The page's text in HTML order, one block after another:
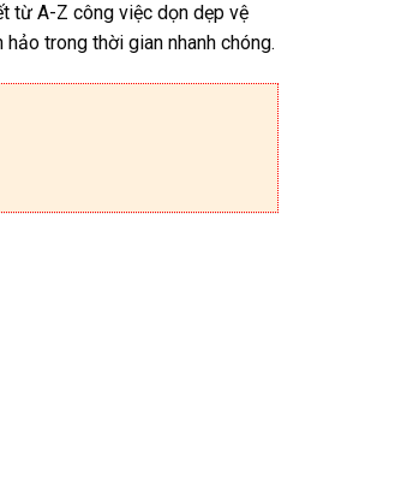
từ A-Z công việc dọn dẹp vệ
trong thời gian nhanh chóng.